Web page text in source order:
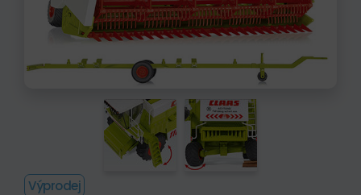
Výprodej